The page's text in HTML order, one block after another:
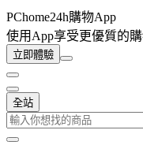
PChome24h購物App
使用App享受更優質的
立即體驗
全站